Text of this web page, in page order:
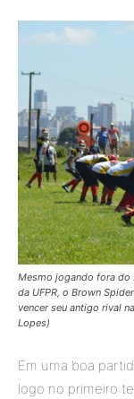
Mesmo jogando fora do
da UFPR, o Brown
vencer seu antigo rival
Lopes)
Em uma boa
logo no primeiro